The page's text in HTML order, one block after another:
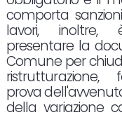
comporta
lavori,
presentare la
Comune per
prova
della variazione